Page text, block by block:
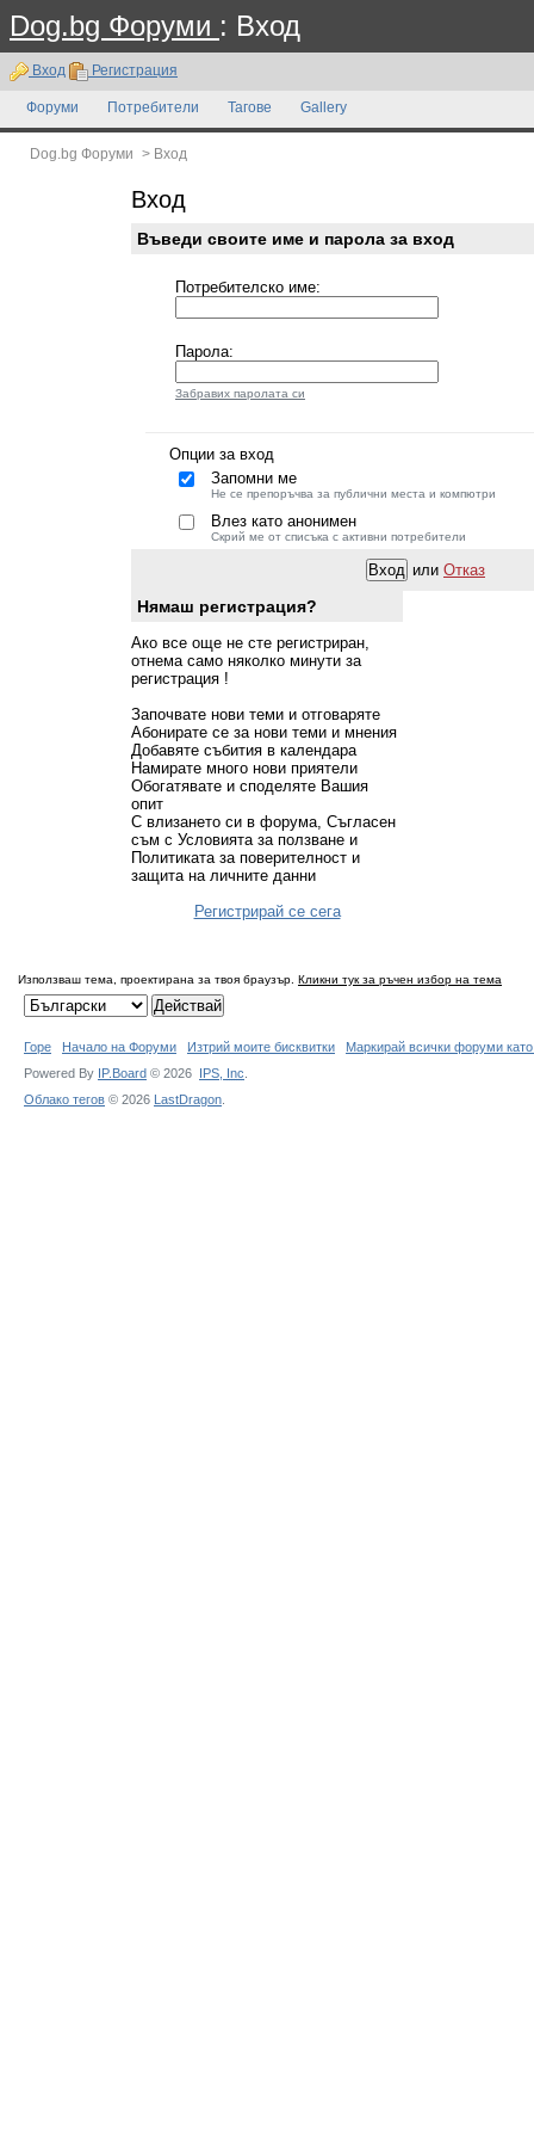
Dog.bg Форуми : Вход
Вход Регистрация
Форуми Потребители Тагове Gallery
Dog.bg Форуми > Вход
Вход
Въведи своите име и парола за вход
Потребителско име:
Парола:
Забравих паролата си
Опции за вход
Запомни ме
Не се препоръчва за публични места и компютри
Влез като анонимен
Скрий ме от списъка с активни потребители
или Отказ
Нямаш регистрация?
Ако все още не сте регистриран,
отнема само няколко минути за
регистрация !
Започвате нови теми и отговаряте
Абонирате се за нови теми и мнения
Добавяте събития в календара
Намирате много нови приятели
Обогатявате и споделяте Вашия
опит
С влизането си в форума, Съгласен
съм с Условията за ползване и
Политиката за поверителност и
защита на личните данни
Регистрирай се сега
Използваш тема, проектирана за твоя браузър. Кликни тук за ръчен избор на тема
Горе Начало на Форуми Изтрий моите бисквитки
Маркирай всички форуми
Powered By
IP.Board © 2026 IPS, Inc
Облако тегов © 2026 LastDragon